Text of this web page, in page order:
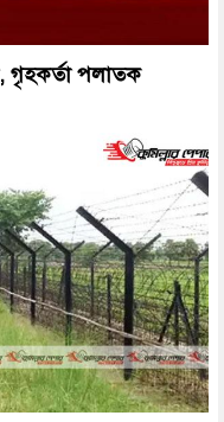
গৃহকর্তা পলাতক